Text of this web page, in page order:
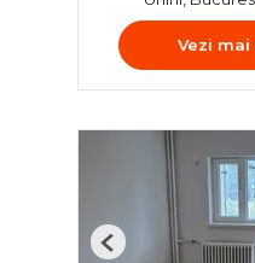
Vezi
Previous